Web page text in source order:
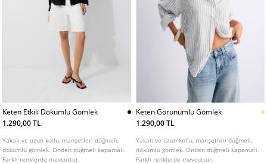
Keten Etkili Dokumlu Gomlek
1.290,00 TL
Yakalı ve uzun kollu, manşetleri düğmeli,
dökümlü gömlek. Önden düğmeli kapamalı.
Farklı renklerde mevcuttur.
Keten Gorunumlu Gomlek
1.290,00 TL
Yakalı ve uzun kollu, manşetleri düğmeli,
dökümlü gömlek. Önden düğmeli kapamalı.
Farklı renklerde mevcuttur.